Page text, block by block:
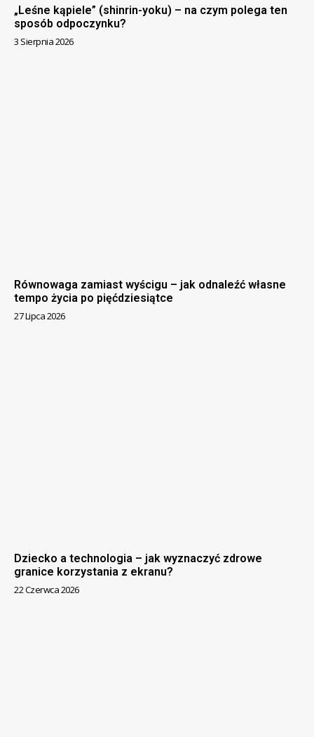
„Leśne kąpiele” (shinrin-yoku) – na czym polega ten
sposób odpoczynku?
3 Sierpnia 2026
Równowaga zamiast wyścigu – jak odnaleźć własne
tempo życia po pięćdziesiątce
27 Lipca 2026
Dziecko a technologia – jak wyznaczyć zdrowe
granice korzystania z ekranu?
22 Czerwca 2026